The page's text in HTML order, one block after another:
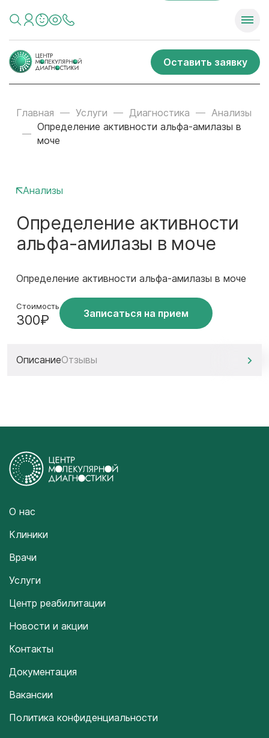
Оставить заявку
Главная Услуги Диагностика
Анализы
Определение активности альфа-амилазы в
моче
Анализы
Определение активности
альфа-амилазы в моче
Определение активности альфа-амилазы в моче
Стоимость
300₽ Записаться на прием
ОписаниеОтзывы
О нас
Клиники
Врачи
Услуги
Центр реабилитации
Новости и акции
Контакты
Документация
Вакансии
Политика конфиденциальности